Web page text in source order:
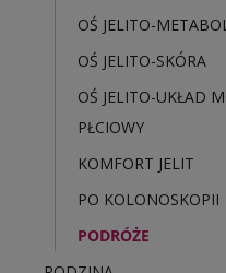
OŚ JELITO-
OŚ JELITO-SKÓRA
OŚ JELITO-UKŁAD
PŁCIOWY
KOMFORT JELIT
PO KOLONOSKOPII
PODRÓŻE